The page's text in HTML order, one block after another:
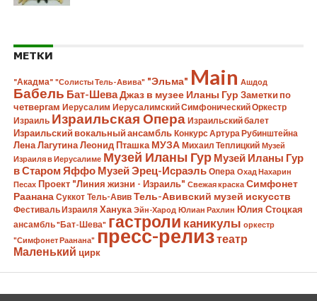
МЕТКИ
"Акадма" "Солисты Тель-Авива" "Эльма" Main Ашдод
Бабель Бат-ШеваДжаз в музее Иланы Гур Заметки по
четвергам Иерусалим Иерусалимский Симфонический Оркестр
Израиль Израильская Опера Израильский балет
Израильский вокальный ансамбль Конкурс Артура Рубинштейна
Лена Лагутина Леонид Пташка МУЗА Михаил Теплицкий Музей
Израиля в Иерусалиме Музей Иланы Гур Музей Иланы Гур
в Старом Яффо Музей Эрец-Исраэль Опера Охад Нахарин
Песах Проект "Линия жизни - Израиль" Свежая краска Симфонет
Раанана Суккот Тель-Авив Тель-Авивский музей искусств
Фестиваль Израиля Ханука Эйн-Харод Юлиан Рахлин Юлия Стоцкая
ансамбль "Бат-Шева" гастроли каникулы оркестр
"Симфонет Раанана" пресс-релизтеатр
Маленький цирк